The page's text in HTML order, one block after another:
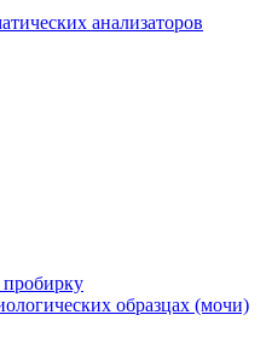
анализаторов
пробирку
образцах (мочи)